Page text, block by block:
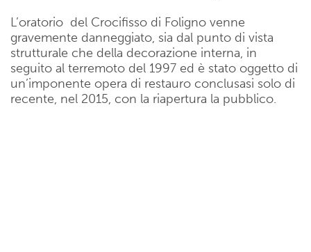
L’oratorio del Crocifisso di Foligno venne
gravemente danneggiato, sia dal punto di vista
strutturale che della decorazione interna, in
seguito al terremoto del 1997 ed è stato oggetto di
un’imponente opera di restauro conclusasi solo di
recente, nel 2015, con la riapertura la pubblico.